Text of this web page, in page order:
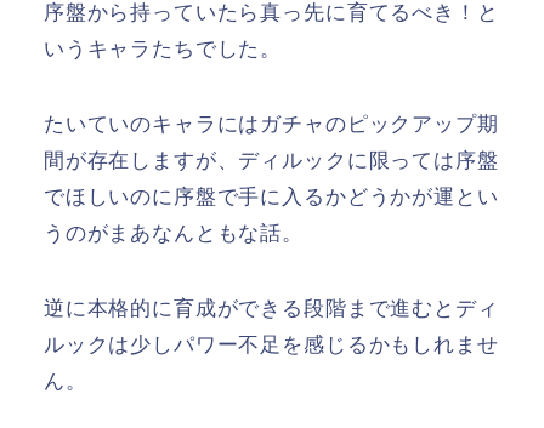
序盤から持っていたら真っ先に育てるべき！と
いうキャラたちでした。
たいていのキャラにはガチャのピックアップ期
間が存在しますが、ディルックに限っては序盤
でほしいのに序盤で手に入るかどうかが運とい
うのがまあなんともな話。
逆に本格的に育成ができる段階まで進むとディ
ルックは少しパワー不足を感じるかもしれませ
ん。